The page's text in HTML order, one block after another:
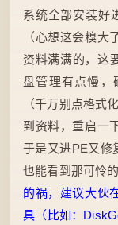
系统全部安装好
（心想这会糗
资料满满的，这
盘管理有点慢，
（千万别点格式
到资料，重启一
于是又进PE又修
也能看到那可怜的
的祸，建议大伙
具（比如：